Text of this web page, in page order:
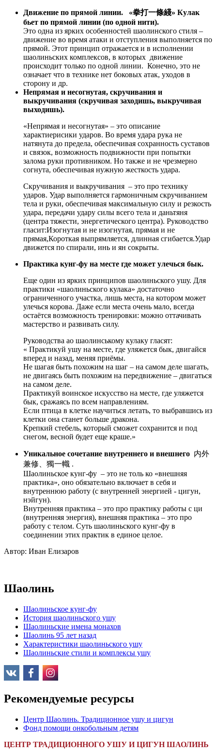
Движение по прямой линии. «拳打一條綫» Кулак
бьет по прямой линии (по одной нити).
Это одна из ярких особенностей шаолинского стиля –
движение во время атаки и отступления выполняется по
прямой. Этот принцип отражается и в исполнении
шаолиньских комплексов, в которых движение
происходит только по одной линии. Конечно, это не
означает что в технике нет боковых атак, уходов в
сторону и др.
Непрямая и несогнутая, скручивания и
выкручивания (скручивая заходишь, выкручивая
выходишь).
«Непрямая и несогнутая» – это описание
характиерисики ударов. Во время удара рука не
натянута до предела, обеспечивая сохранность суставов
и связок, возможность подвижности при попытки
залома руки противником. Но также и не чрезмерно
согнута, обеспечивая нужную жесткость удара.
Скручивания и выкручивания – это про технику
ударов. Удар выполняется гармоничным скручиванием
тела и руки, обеспечивая максимальную силу и резкость
удара, передачи удару силы всего тела и даньтяня
(центра тяжести, энергетического центра). Руководство
гласит:Изогнутая и не изогнутая, прямая и не
прямая,Короткая выпрямляется, длинная сгибается.Удар
движется по спирали, инь и ян сокрыты.
Практика кунг-фу на месте где может улечься бык.
Еще один из ярких принципов шаолиньского ушу. Для
практики «шаолиньского кулака» достаточно
ограниченного участка, лишь места, на котором может
улечься корова. Даже если места очень мало, всегда
остаётся возможность тренировки: можно оттачивать
мастерство и развивать силу.
Руководства ао шаолинському кулаку гласят:
« Практикуй ушу на месте, где уляжется бык, двигайся
вперед и назад, меняя приёмы.
Не шагая быть похожим на шаг – на самом деле шагать,
не двигаясь быть похожим на передвижение – двигаться
на самом деле.
Практикуй воинское искусство на месте, где уляжется
бык, сражаясь по всем направлениям.
Если птица в клетке научиться летать, то выбравшись из
клетки она станет больше дракона.
Крепкий стебель, который сможет сохранится и под
снегом, весной будет еще краше.»
Уникальное сочетание внутреннего и внешнего 内外
兼修、獨一幟 .
Шаолиньское кунг-фу – это не толь ко «внешняя
практика», оно обязательно включает в себя и
внутреннюю работу (с внутренней энергией - цигун,
нэйгун).
Внутренняя практика – это про практику работы с ци
(внутренняя энергия), внешняя практика – это про
работу с телом. Суть шаолиньского кунг-фу в
соединении этих практик в единое целое.
Автор: Иван Елизаров
Шаолинь
Шаолиньское кунг-фу
История шаолиньского ушу
Шаолиньские имена монахов
Шаолинь 95 лет назад
Характеристики шаолиньского ушу
Шаолиньские стили и комплексы ушу
Рекомендуемые ресурсы
Центр Шаолинь. Традиционное ушу и цигун
Фонд помощи онкобольным детям
ЦЕНТР ТРАДИЦИОННОГО УШУ И ЦИГУН ШАОЛИНЬ